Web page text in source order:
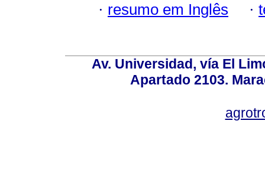
· resumo em Inglês ·
Av. Universidad, vía El
Apartado 2103.